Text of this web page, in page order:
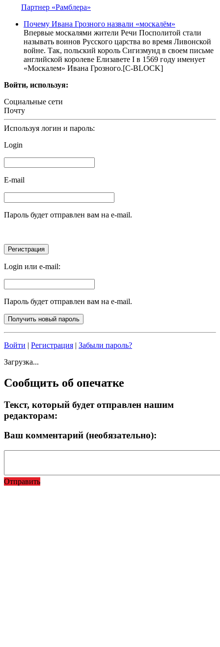
Партнер «Рамблера»
Почему Ивана Грозного назвали «москалём»
Впервые москалями жители Речи Посполитой стали
называть воинов Русского царства во время Ливонской
войне. Так, польский король Сигизмунд в своем письме
английской королеве Елизавете I в 1569 году именует
«Москалем» Ивана Грозного.[С-BLOCK]
Войти, используя:
Социальные сети
Почту
Используя логин и пароль:
Login
E-mail
Пароль будет отправлен вам на e-mail.
Login или e-mail:
Пароль будет отправлен вам на e-mail.
Войти | Регистрация | Забыли пароль?
Загрузка...
Сообщить об опечатке
Текст, который будет отправлен нашим
редакторам:
Ваш комментарий (необязательно):
Отправить